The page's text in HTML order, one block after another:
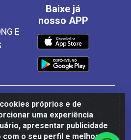
próprios e de
uma experiência
apresentar publicidade
o seu perfil e melhorar a
E
Baixe já
nosso APP
e Importadora de Alimentos
Sul Km 187, 310 Galpão - Santa
PE - CEP 55540-000 - CNPJ
0001-50